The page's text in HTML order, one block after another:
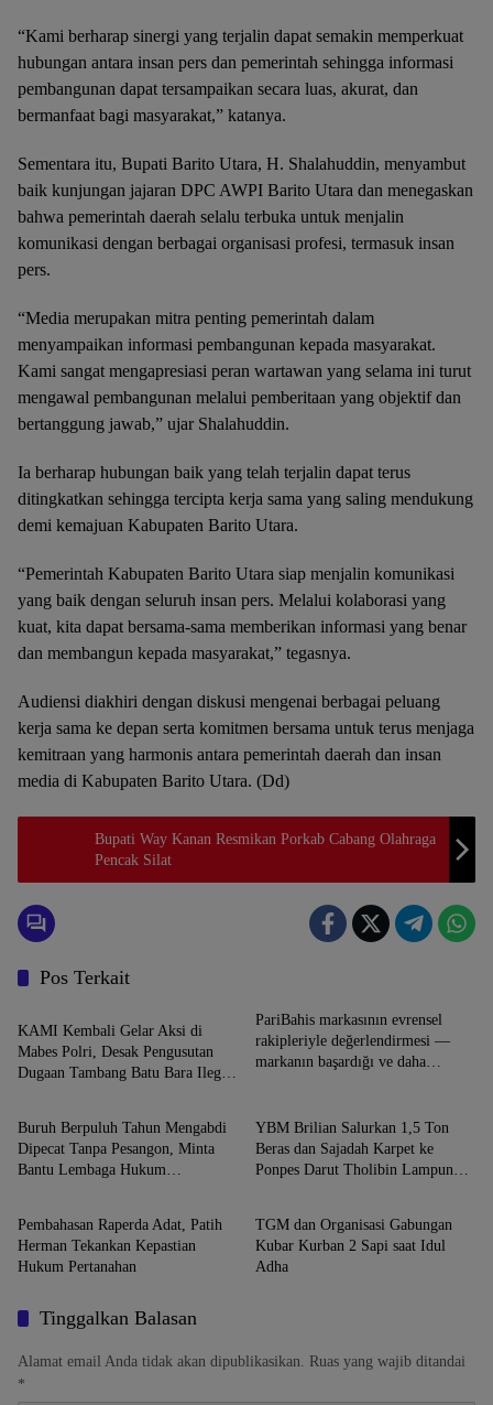
“Kami berharap sinergi yang terjalin dapat semakin memperkuat
hubungan antara insan pers dan pemerintah sehingga informasi
pembangunan dapat tersampaikan secara luas, akurat, dan
bermanfaat bagi masyarakat,” katanya.
Sementara itu, Bupati Barito Utara, H. Shalahuddin, menyambut
baik kunjungan jajaran DPC AWPI Barito Utara dan menegaskan
bahwa pemerintah daerah selalu terbuka untuk menjalin
komunikasi dengan berbagai organisasi profesi, termasuk insan
pers.
“Media merupakan mitra penting pemerintah dalam
menyampaikan informasi pembangunan kepada masyarakat.
Kami sangat mengapresiasi peran wartawan yang selama ini turut
mengawal pembangunan melalui pemberitaan yang objektif dan
bertanggung jawab,” ujar Shalahuddin.
Ia berharap hubungan baik yang telah terjalin dapat terus
ditingkatkan sehingga tercipta kerja sama yang saling mendukung
demi kemajuan Kabupaten Barito Utara.
“Pemerintah Kabupaten Barito Utara siap menjalin komunikasi
yang baik dengan seluruh insan pers. Melalui kolaborasi yang
kuat, kita dapat bersama-sama memberikan informasi yang benar
dan membangun kepada masyarakat,” tegasnya.
Audiensi diakhiri dengan diskusi mengenai berbagai peluang
kerja sama ke depan serta komitmen bersama untuk terus menjaga
kemitraan yang harmonis antara pemerintah daerah dan insan
media di Kabupaten Barito Utara. (Dd)
Bupati Way Kanan Resmikan Porkab Cabang Olahraga
Pencak Silat
Pos Terkait
Uncategorized
KAMI Kembali Gelar Aksi di
Mabes Polri, Desak Pengusutan
Dugaan Tambang Batu Bara Ilegal
PariBahis markasının evrensel
rakipleriyle değerlendirmesi —
markanın başardığı ve daha
Uncategorized
Buruh Berpuluh Tahun Mengabdi
Dipecat Tanpa Pesangon, Minta
Bantu Lembaga Hukum
YBM Brilian Salurkan 1,5 Ton
Beras dan Sajadah Karpet ke
Ponpes Darut Tholibin Lampung
Uncategorized
Pembahasan Raperda Adat, Patih
Herman Tekankan Kepastian
Hukum Pertanahan
Uncategorized
TGM dan Organisasi Gabungan
Kubar Kurban 2 Sapi saat Idul
Adha
Tinggalkan Balasan
Alamat email Anda tidak akan dipublikasikan. Ruas yang wajib ditandai
*